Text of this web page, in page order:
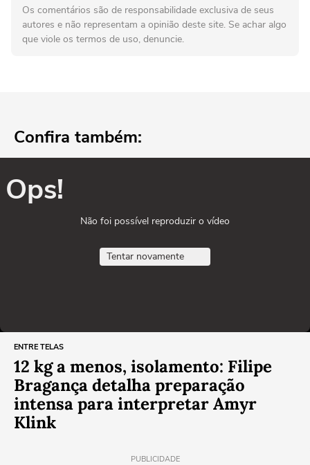
Os comentários são de responsabilidade exclusiva de seus
autores e não representam a opinião deste site. Se achar algo
que viole os termos de uso, denuncie.
Confira também:
Ops!
Não foi possível reproduzir o vídeo
Tentar novamente
ENTRE TELAS
12 kg a menos, isolamento: Filipe
Bragança detalha preparação
intensa para interpretar Amyr
Klink
PUBLICIDADE